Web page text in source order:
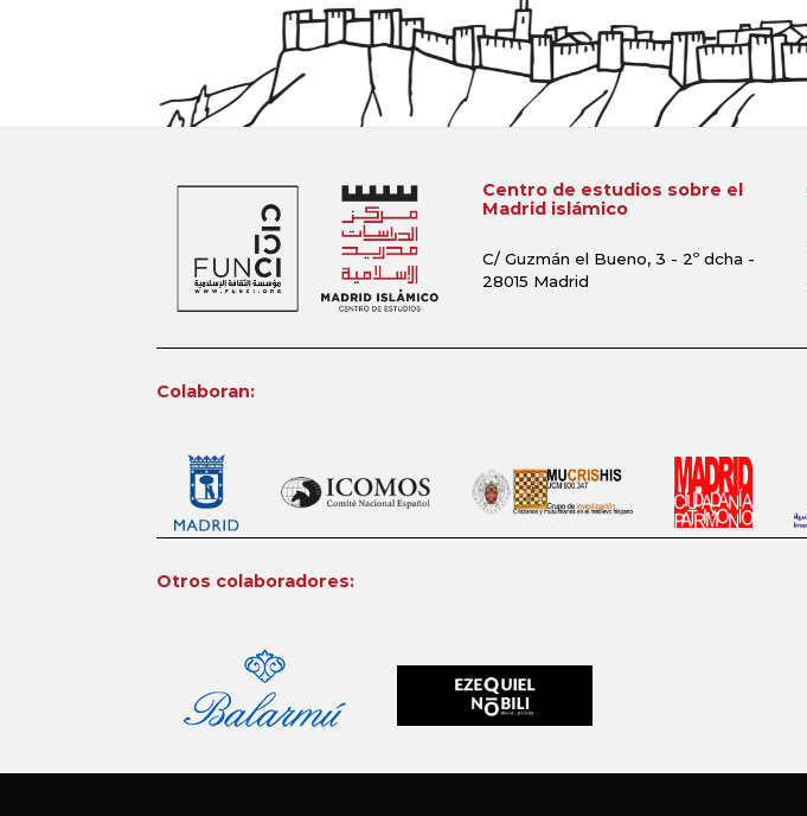
Centro de estudios sobre el
Madrid islámico
C/ Guzmán el Bueno, 3 - 2º dcha -
28015 Madrid
Colaboran:
Otros colaboradores: